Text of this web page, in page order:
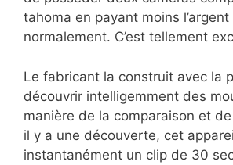
tahoma en payant moins l’argent
normalement. C’est tellement
Le fabricant la construit avec la
découvrir intelligemment des
manière de la comparaison et de
il y a une découverte, cet
instantanément un clip de 30